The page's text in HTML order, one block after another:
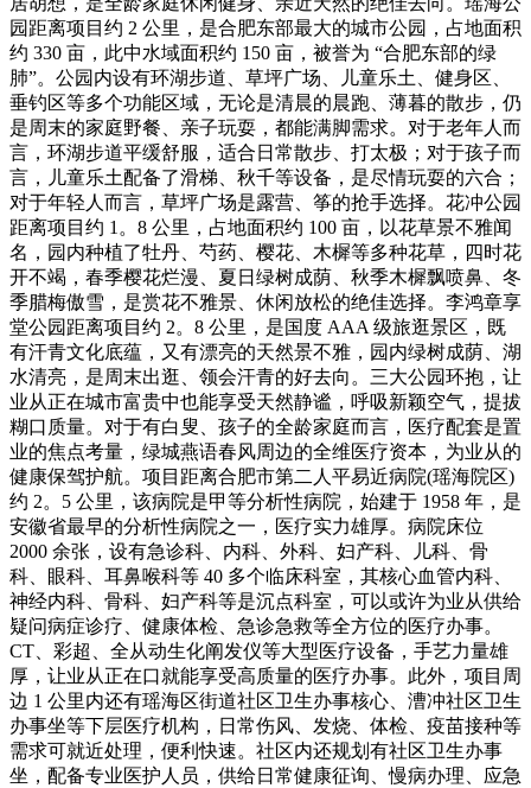
园距离项目约 2 公里，是合肥东部最大的城市公园，占地面积
约 330 亩，此中水域面积约 150 亩，被誉为 “合肥东部的绿
肺”。公园内设有环湖步道、草坪广场、儿童乐土、健身区、
垂钓区等多个功能区域，无论是清晨的晨跑、薄暮的散步，仍
是周末的家庭野餐、亲子玩耍，都能满脚需求。对于老年人而
言，环湖步道平缓舒服，适合日常散步、打太极；对于孩子而
言，儿童乐土配备了滑梯、秋千等设备，是尽情玩耍的六合；
对于年轻人而言，草坪广场是露营、筝的抢手选择。花冲公园
距离项目约 1。8 公里，占地面积约 100 亩，以花草景不雅闻
名，园内种植了牡丹、芍药、樱花、木樨等多种花草，四时花
开不竭，春季樱花烂漫、夏日绿树成荫、秋季木樨飘喷鼻、冬
季腊梅傲雪，是赏花不雅景、休闲放松的绝佳选择。李鸿章享
堂公园距离项目约 2。8 公里，是国度 AAA 级旅逛景区，既
有汗青文化底蕴，又有漂亮的天然景不雅，园内绿树成荫、湖
水清亮，是周末出逛、领会汗青的好去向。三大公园环抱，让
业从正在城市富贵中也能享受天然静谧，呼吸新颖空气，提拔
糊口质量。对于有白叟、孩子的全龄家庭而言，医疗配套是置
业的焦点考量，绿城燕语春风周边的全维医疗资本，为业从的
健康保驾护航。项目距离合肥市第二人平易近病院(瑶海院区)
约 2。5 公里，该病院是甲等分析性病院，始建于 1958 年，是
安徽省最早的分析性病院之一，医疗实力雄厚。病院床位
2000 余张，设有急诊科、内科、外科、妇产科、儿科、骨
科、眼科、耳鼻喉科等 40 多个临床科室，其核心血管内科、
神经内科、骨科、妇产科等是沉点科室，可以或许为业从供给
疑问病症诊疗、健康体检、急诊急救等全方位的医疗办事。
CT、彩超、全从动生化阐发仪等大型医疗设备，手艺力量雄
厚，让业从正在口就能享受高质量的医疗办事。此外，项目周
边 1 公里内还有瑶海区街道社区卫生办事核心、漕冲社区卫生
办事坐等下层医疗机构，日常伤风、发烧、体检、疫苗接种等
需求可就近处理，便利快速。社区内还规划有社区卫生办事
坐，配备专业医护人员，供给日常健康征询、慢病办理、应急